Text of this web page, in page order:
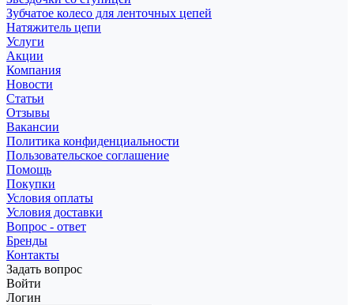
Зубчатое колесо для ленточных цепей
Натяжитель цепи
Услуги
Акции
Компания
Новости
Статьи
Отзывы
Вакансии
Политика конфиденциальности
Пользовательское соглашение
Помощь
Покупки
Условия оплаты
Условия доставки
Вопрос - ответ
Бренды
Контакты
Задать вопрос
Войти
Логин